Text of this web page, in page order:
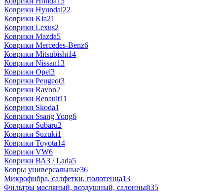
Коврики Hyundai22
Коврики Kia21
Коврики Lexus2
Коврики Mazda5
Коврики Mercedes-Benz6
Коврики Mitsubishi14
Коврики Nissan13
Коврики Opel3
Коврики Peugeot3
Коврики Ravon2
Коврики Renault11
Коврики Skoda1
Коврики Ssang Yong6
Коврики Subaru2
Коврики Suzuki1
Коврики Toyota14
Коврики VW6
Коврики ВАЗ / Lada5
Ковры универсальные36
Микрофибра, салфетки, полотенца13
Фильтры масляный, воздушный, салонный35